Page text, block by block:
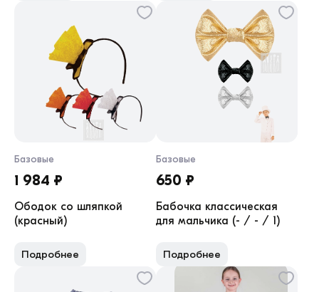
Базовые
1 984 ₽
Ободок со шляпкой
(красный)
Подробнее
Базовые
650 ₽
Бабочка классическая
для мальчика (- / - / 1)
Подробнее